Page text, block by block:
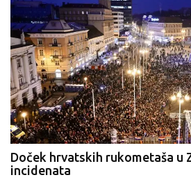
Doček hrvatskih rukometaša u
incidenata